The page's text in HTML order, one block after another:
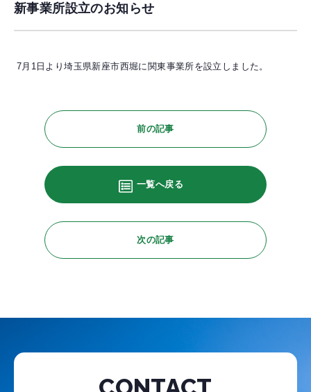
新事業所設立のお知らせ
7月1日より埼玉県新座市西堀に関東事業所を設立しました。
前の記事
一覧へ戻る
次の記事